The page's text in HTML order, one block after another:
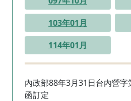
103年01月
114年01月
內政部88年3月31日台內營
函訂定